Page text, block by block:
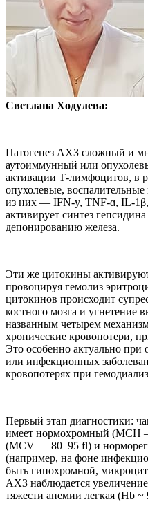
Светлана Ходулева:
Патогенез АХЗ сложный и
аутоиммунный или
активации Т-лимфоцитов, в
опухолевые,
из них — IFN-y, TNF-ɑ, IL-
активирует синтез
депонированию железа.
Эти же цитокины
провоцируя гемолиз
цитокинов происходит
костного мозга и угнетение
названным четырем
хронические кровопотери,
Это особенно актуально
или инфекционных
кровопотерях при
Первый этап диагностики:
имеет нормохромный (MCH
(MCV — 80–95 fl) и
(например, на фоне
быть гипохромной,
АХЗ наблюдается
тяжести анемии легкая (Hb ~